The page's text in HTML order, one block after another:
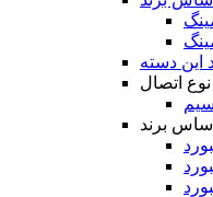
این دسته
اتصال
برند